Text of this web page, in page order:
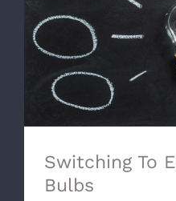
Switching To
Switching To
Bulbs